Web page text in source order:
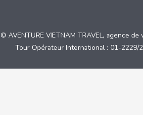
© AVENTURE VIETNAM TRAVEL, agence
Tour Opérateur International : 01-2229/